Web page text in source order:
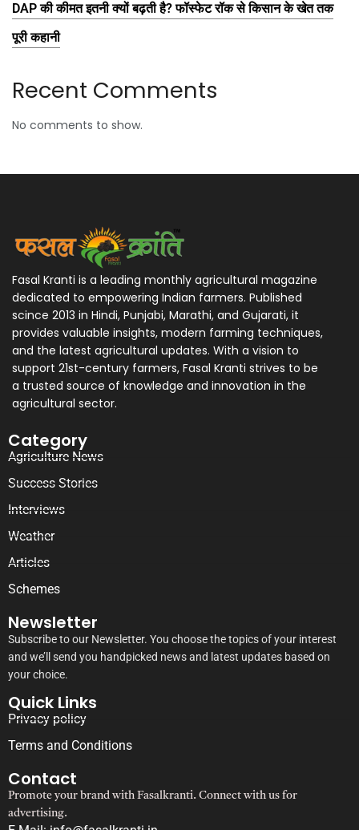
DAP की कीमत इतनी क्यों बढ़ती है? फॉस्फेट रॉक से किसान के खेत तक
पूरी कहानी
Recent Comments
No comments to show.
Fasal Kranti is a leading monthly agricultural magazine
dedicated to empowering Indian farmers. Published
scince 2013 in Hindi, Punjabi, Marathi, and Gujarati, it
provides valuable insights, modern farming techniques,
and the latest agricultural updates. With a vision to
support 21st-century farmers, Fasal Kranti strives to be
a trusted source of knowledge and innovation in the
agricultural sector.
Category
Agriculture News
Success Stories
Interviews
Weather
Articles
Schemes
Newsletter
Subscribe to our Newsletter. You choose the topics of your interest
and we’ll send you handpicked news and latest updates based on
your choice.
Quick Links
Privacy policy
Terms and Conditions
Contact
Promote your brand with Fasalkranti. Connect with us for
advertising.